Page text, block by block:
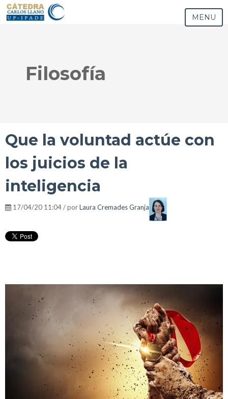
MENU
Filosofía
Que la voluntad actúe con
los juicios de la
inteligencia
17/04/20 11:04 / porLaura Cremades Granja